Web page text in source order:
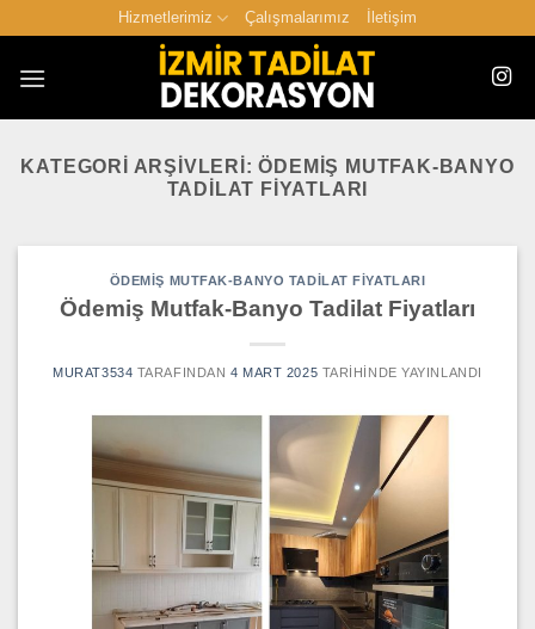
Hizmetlerimiz Çalışmalarımız İletişim
KATEGORI ARŞIVLERI:ÖDEMIŞ MUTFAK-BANYO
TADILAT FIYATLARI
ÖDEMIŞ MUTFAK-BANYO TADILAT FIYATLARI
Ödemiş Mutfak-Banyo Tadilat Fiyatları
MURAT3534 TARAFINDAN 4 MART 2025 TARIHINDE YAYINLANDI